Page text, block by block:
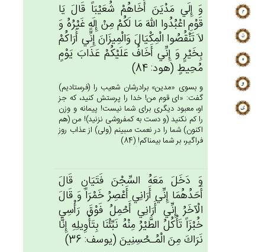
وَ إِلَي‌ مَدْيَن‌َ أَخَاهُم‌ْ شُعَيْبَاً قَال‌َ يَا
قَوْم‌ِ اعْبُدُوا الله‌َ مَا لَكُمْ‌ مِن‌ْ إِلَه‌ٍ غَيْرُه‌ُ وَ
لاَ تَنْقُصُوا الْمِكْيَال‌َ وَالْمِيزَان‌َ إِنِّي‌ أَرَاكُمْ‌
بِخَيْرٍ وَ إِنِّي‌ أَخَاف‌ُ عَلَيْكُم‌ْ عَذَاب‌َ يَوْم‌ٍ
مُحِيط‌ٍ (هود: 84)
و بسوى «مدين» برادرشان شعيب را (فرستاديم)
گفت: «اى قوم من! خدا را پرستش كنيد، كه جز
او، معبود ديگرى براى شما نيست! پيمانه و وزن
را كم نكنيد (و دست به كم‏فروشى نزنيد)! من (هم
اكنون) شما را در نعمت مى‏بينم (ولى) از عذاب روز
فراگير، بر شما بيمناكم! (84)
وَ دَخَل‌َ مَعَه‌ُ السِّجْن‌َ فَتَيَان‌ِ قَال‌َ
أَحَدُهُمَا إِنِّي‌ أَرَانِي‌ أَعْصِرُ خَمْرَاً وَ قَال‌َ
الْآخَرُ إِنِّي‌ أَرَانِي‌ أَحْمِل‌ُ فَوْق‌َ رَأْسِي‌
خُبْزَاً تَأْكُل‌ُ الطَّيْرُ مِنْه‌ُ نَبِّئْنَا بِتَأْوِيلِه‌ِ إِنَّا
نَرَاك‌َ مِن‌َ الْمُـحْسِنِين‌َ (يوسف: 36)